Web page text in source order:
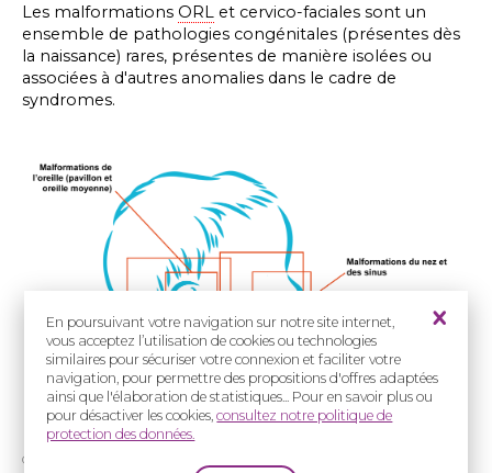
En poursuivant votre navigation sur notre site internet,
vous acceptez l’utilisation de cookies ou technologies
similaires pour sécuriser votre connexion et faciliter votre
navigation, pour permettre des propositions d'offres adaptées
ainsi que l'élaboration de statistiques... Pour en savoir plus ou
pour désactiver les cookies,consultez notre politique de
protection des données.
Les malformations ORL et cervico-faciales sont un
ensemble de pathologies congénitales (présentes dès
la naissance) rares, présentes de manière isolées ou
associées à d'autres anomalies dans le cadre de
syndromes.
Crédit : Filière TETECOU